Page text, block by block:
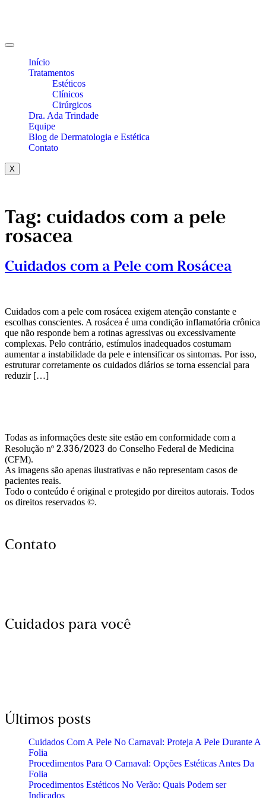
Início
Tratamentos
Estéticos
Clínicos
Cirúrgicos
Dra. Ada Trindade
Equipe
Blog de Dermatologia e Estética
Contato
X
Tag: cuidados com a pele
rosacea
Cuidados com a Pele com Rosácea
Cuidados com a pele com rosácea exigem atenção constante e
escolhas conscientes. A rosácea é uma condição inflamatória crônica
que não responde bem a rotinas agressivas ou excessivamente
complexas. Pelo contrário, estímulos inadequados costumam
aumentar a instabilidade da pele e intensificar os sintomas. Por isso,
estruturar corretamente os cuidados diários se torna essencial para
reduzir […]
Todas as informações deste site estão em conformidade com a
Resolução nº 2.336/2023 do Conselho Federal de Medicina
(CFM).
As imagens são apenas ilustrativas e não representam casos de
pacientes reais.
Todo o conteúdo é original e protegido por direitos autorais. Todos
os direitos reservados ©.
Contato
Cuidados para você
Últimos posts
Cuidados Com A Pele No Carnaval: Proteja A Pele Durante A
Folia
Procedimentos Para O Carnaval: Opções Estéticas Antes Da
Folia
Procedimentos Estéticos No Verão: Quais Podem ser
Indicados